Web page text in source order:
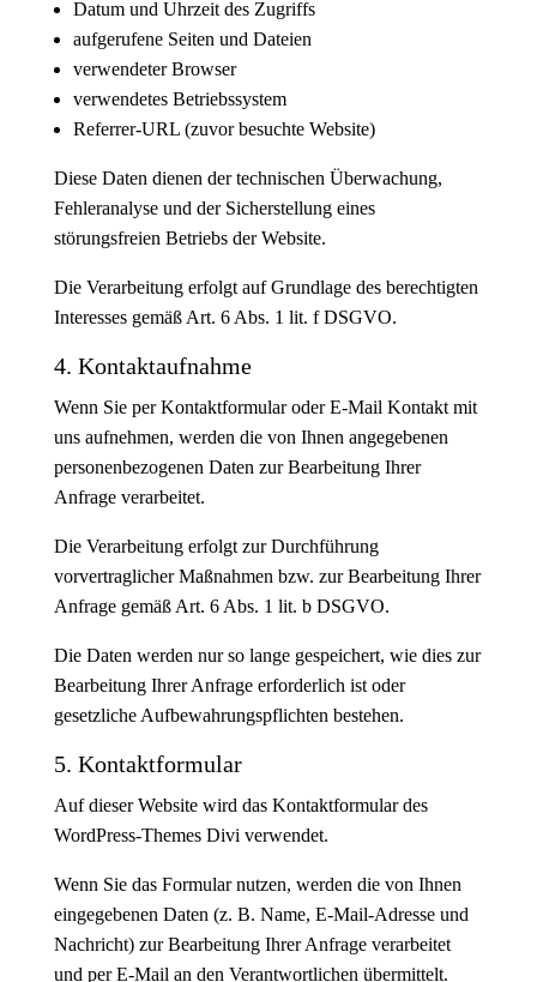
Datum und Uhrzeit des Zugriffs
aufgerufene Seiten und Dateien
verwendeter Browser
verwendetes Betriebssystem
Referrer-URL (zuvor besuchte Website)
Diese Daten dienen der technischen Überwachung,
Fehleranalyse und der Sicherstellung eines
störungsfreien Betriebs der Website.
Die Verarbeitung erfolgt auf Grundlage des berechtigten
Interesses gemäß Art. 6 Abs. 1 lit. f DSGVO.
4. Kontaktaufnahme
Wenn Sie per Kontaktformular oder E-Mail Kontakt mit
uns aufnehmen, werden die von Ihnen angegebenen
personenbezogenen Daten zur Bearbeitung Ihrer
Anfrage verarbeitet.
Die Verarbeitung erfolgt zur Durchführung
vorvertraglicher Maßnahmen bzw. zur Bearbeitung Ihrer
Anfrage gemäß Art. 6 Abs. 1 lit. b DSGVO.
Die Daten werden nur so lange gespeichert, wie dies zur
Bearbeitung Ihrer Anfrage erforderlich ist oder
gesetzliche Aufbewahrungspflichten bestehen.
5. Kontaktformular
Auf dieser Website wird das Kontaktformular des
WordPress-Themes Divi verwendet.
Wenn Sie das Formular nutzen, werden die von Ihnen
eingegebenen Daten (z. B. Name, E-Mail-Adresse und
Nachricht) zur Bearbeitung Ihrer Anfrage verarbeitet
und per E-Mail an den Verantwortlichen übermittelt.